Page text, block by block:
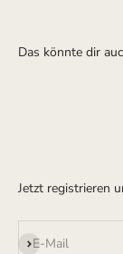
Jetzt registrieren
E-Mail
Abonnieren